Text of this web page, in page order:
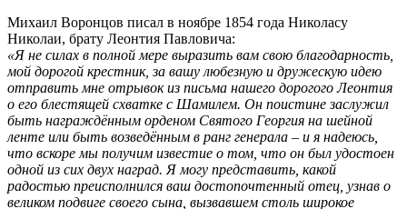
Михаил Воронцов писал в ноябре 1854 года Николасу
Николаи, брату Леонтия Павловича:
«Я не силах в полной мере выразить вам свою благодарность,
мой дорогой крестник, за вашу любезную и дружескую идею
отправить мне отрывок из письма нашего дорогого Леонтия
о его блестящей схватке с Шамилем. Он поистине заслужил
быть награждённым орденом Святого Георгия на шейной
ленте или быть возведённым в ранг генерала – и я надеюсь,
что вскоре мы получим известие о том, что он был удостоен
одной из сих двух наград. Я могу представить, какой
радостью преисполнился ваш достопочтенный отец, узнав о
великом подвиге своего сына, вызвавшем столь широкое